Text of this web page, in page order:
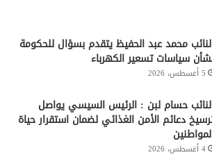
محمد عبد الحفيظ يتقدم بسؤال للحكومة
سياسات تسعير الكهرباء
5 أغسطس، 2026
حسام لبن : الرئيس السيسي يواصل
دعائم الأمن الغذائي لضمان استقرار حياة
4 أغسطس، 2026